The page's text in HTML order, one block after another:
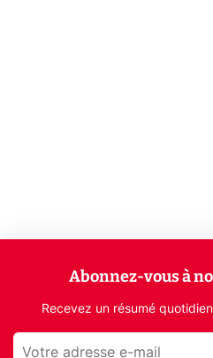
Abonnez-vous à
Recevez un résumé